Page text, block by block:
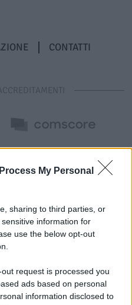
My Personal
sharing to third parties, or
information for
use the below opt-out
request is processed you
ads based on personal
information disclosed to
CONTATTI
04827280654 - Testata
Inferiore N. 8/2020 - RG N.
– ISCRITTA ALL’ANSO
STAMPA ONLINE)